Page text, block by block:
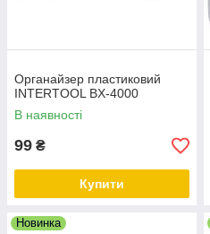
Органайзер пластиковий
INTERTOOL BX-4000
В наявності
99 ₴
Купити
Новинка